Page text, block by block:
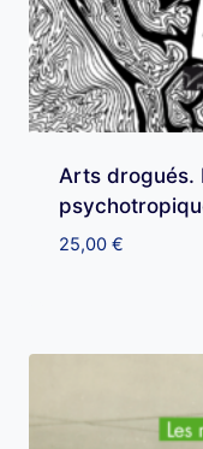
Arts drogués.
25,00 €